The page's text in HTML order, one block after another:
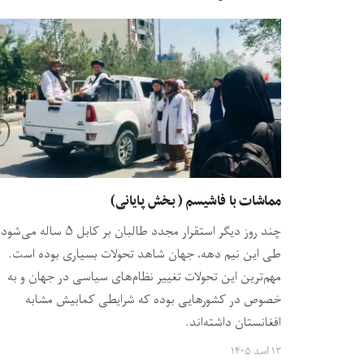
مماشات با فاشیسم ( بخش پایانی)
چند روز دیگر استقرار مجدد طالبان بر کابل ۵ ساله
طی این نیم دهه، جهان شاهد تحولات بسیاری بوده است.
مهم‌ترین این تحولات تغییر نظام‌های سیاسی در جهان و به
خصوص در کشورهایی بوده که شرایطی کمابیش مشابه
افغانستان داشته‌اند.
۱۳ اسد ۱۴۰۵